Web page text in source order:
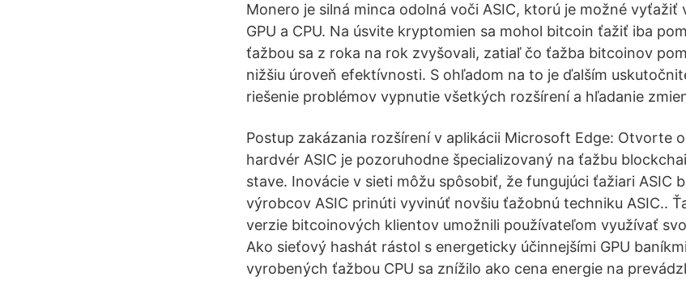
Monero je silná minca odolná voči ASIC, ktorú je možné vyťažiť
GPU a CPU. Na úsvite kryptomien sa mohol bitcoin ťažiť iba
ťažbou sa z roka na rok zvyšovali, zatiaľ čo ťažba bitcoinov
nižšiu úroveň efektívnosti. S ohľadom na to je ďalším
riešenie problémov vypnutie všetkých rozšírení a hľadanie
Postup zakázania rozšírení v aplikácii Microsoft Edge: Otvorte
hardvér ASIC je pozoruhodne špecializovaný na ťažbu
stave. Inovácie v sieti môžu spôsobiť, že fungujúci ťažiari ASIC
výrobcov ASIC prinúti vyvinúť novšiu ťažobnú techniku ASIC..
verzie bitcoinových klientov umožnili používateľom využívať
Ako sieťový hashát rástol s energeticky účinnejšími GPU
vyrobených ťažbou CPU sa znížilo ako cena energie na